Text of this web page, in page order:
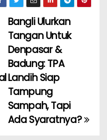
Bangli Ulurkan
Tangan Untuk
Denpasar &
Badung: TPA
Landih Siap
Tampung
Sampah, Tapi
Ada Syaratnya?